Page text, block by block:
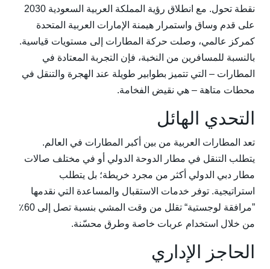
نقطة تحول. مع انطلاق رؤية المملكة العربية السعودية 2030
على قدم وساق واستمرار هيمنة الإمارات العربية المتحدة
كمركز عالمي، وصلت حركة المطارات إلى مستويات قياسية.
بالنسبة للمسافرين من النخبة، فإن التجربة المعتادة في
المطارات – التي تتميز بطوابير طويلة عند الهجرة والتنقل في
محطات متاهة – هي نقيض الفخامة.
التحدي الهائل
تعد المطارات العربية من بين أكبر المطارات في العالم.
يتطلب التنقل في مطار الدوحة الدولي أو في مختلف صالات
مطار دبي الدولي أكثر من مجرد خريطة؛ بل يتطلب
استراتيجية. توفر خدمات الاستقبال والمساعدة التي نقدمها
”مرافقة لوجستية“ تقلل من وقت المشي بنسبة تصل إلى 60٪
من خلال استخدام عربات خاصة وطرق محسّنة.
الحاجز الإداري